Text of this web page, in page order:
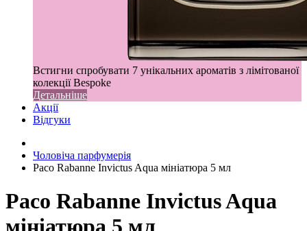
Встигни спробувати 7 унікальних ароматів з лімітованої
колекції Bespoke
Детальніше
Акції
Відгуки
Чоловіча парфумерія
Paco Rabanne Invictus Aqua мініатюра 5 мл
Paco Rabanne Invictus Aqua